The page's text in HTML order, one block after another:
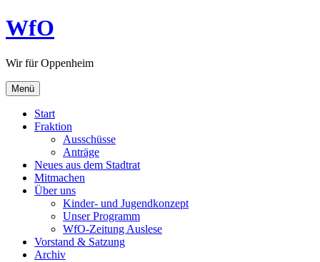
Zum
Inhalt
WfO
Wir für Oppenheim
Menü
Start
Fraktion
Ausschüsse
Anträge
Neues aus dem Stadtrat
Mitmachen
Über uns
Kinder- und Jugendkonzept
Unser Programm
WfO-Zeitung Auslese
Vorstand & Satzung
Archiv